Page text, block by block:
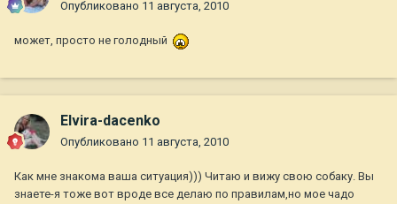
Опубликовано 11 августа, 2010
может, просто не голодный
Elvira-dacenko
Опубликовано 11 августа, 2010
Как мне знакома ваша ситуация))) Читаю и вижу свою собаку. Вы
знаете-я тоже вот вроде все делаю по правилам,но мое чадо